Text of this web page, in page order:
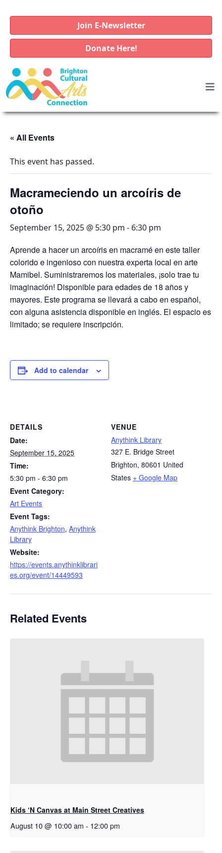
Join E-Newsletter
Donate Here!
« All Events
This event has passed.
Macrameciendo un arcoíris de
otoño
September 15, 2025 @ 5:30 pm - 6:30 pm
Aprende a hacer un arcoíris en macramé en este taller
colorido e ingenioso con nuestra experta local en arte
Mamibel. Suministraremos los materiales, ¡solo trae tu
imaginación! Disponible para edades de 18 años y
mayores. Este programa se llevará a cabo en español,
con alguna asistencia disponible en inglés. El espacio es
limitado; se requiere inscripción.
Add to calendar
DETAILS
Date:
September 15, 2025
Time:
5:30 pm - 6:30 pm
Event Category:
Art Events
Event Tags:
Anythink Brighton, Anythink
Library
Website:
https://events.anythinklibrari
es.org/event/14449593
VENUE
Anythink Library
327 E. Bridge Street
Brighton, 80601 United
States + Google Map
Related Events
Kids ‘N Canvas at Main Street Creatives
August 10 @ 10:00 am - 12:00 pm